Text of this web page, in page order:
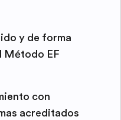
y de forma
Método EF
con
acreditados